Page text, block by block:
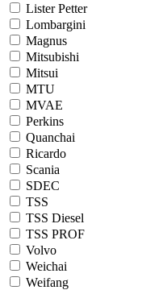
Lister Petter
Lombargini
Magnus
Mitsubishi
Mitsui
MTU
MVAE
Perkins
Quanchai
Ricardo
Scania
SDEC
TSS
TSS Diesel
TSS PROF
Volvo
Weichai
Weifang